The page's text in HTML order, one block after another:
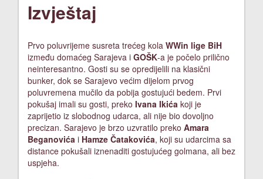
Izvještaj
Prvo poluvrijeme susreta trećeg kola WWin lige BiH
između domaćeg Sarajeva i GOŠK-a je počelo prilično
neinteresantno. Gosti su se opredijelili na klasični
bunker, dok se Sarajevo većim dijelom prvog
poluvremena mučilo da pobija gostujući bedem. Prvi
pokušaj imali su gosti, preko Ivana Ikića koji je
zaprijetio iz slobodnog udarca, ali nije bio dovoljno
precizan. Sarajevo je brzo uzvratilo preko Amara
Beganovića i Hamze Čatakovića, koji su udarcima sa
distance pokušali iznenaditi gostujućeg golmana, ali bez
uspjeha.